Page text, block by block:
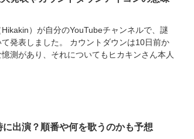
）が自分のYouTubeチャンネルで、謎
発表しました。 カウントダウンは10日前か
測があり、それについてもヒカキンさん本人
出演？順番や何を歌うのかも予想